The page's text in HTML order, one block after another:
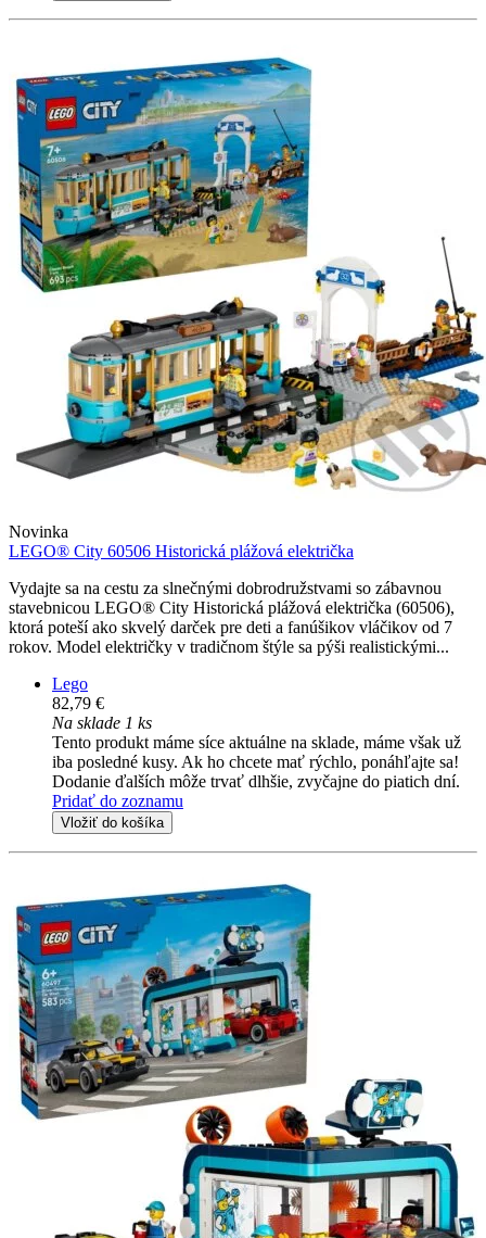
Novinka
LEGO® City 60506 Historická plážová električka
Vydajte sa na cestu za slnečnými dobrodružstvami so zábavnou
stavebnicou LEGO® City Historická plážová električka (60506),
ktorá poteší ako skvelý darček pre deti a fanúšikov vláčikov od 7
rokov. Model električky v tradičnom štýle sa pýši realistickými...
Lego
82,79 €
Na sklade 1 ks
Tento produkt máme síce aktuálne na sklade, máme však už
iba posledné kusy. Ak ho chcete mať rýchlo, ponáhľajte sa!
Dodanie ďalších môže trvať dlhšie, zvyčajne do piatich dní.
Pridať do zoznamu
Vložiť do košíka